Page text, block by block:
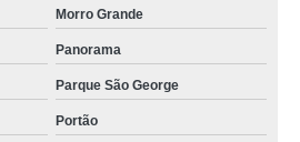
Morro Grande
Panorama
Parque São George
Portão